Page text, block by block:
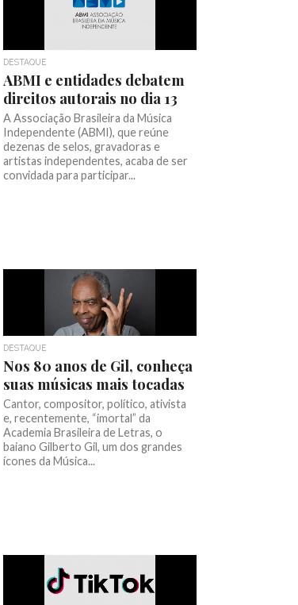
DESTAQUE
ABMI e entidades debatem
direitos autorais no dia 13
A Associação Brasileira da Música
Independente (ABMI), que reúne
dezenas de selos, gravadoras e
artistas independentes, acaba de ser
convidada para participar...
DESTAQUE
Nos 80 anos de Gil, conheça
suas músicas mais tocadas
Cantor, compositor, político, ativista
e, recentemente, “imortal” da
Academia Brasileira de Letras, o
baiano Gilberto Gil, um dos grandes
ícones da Música...